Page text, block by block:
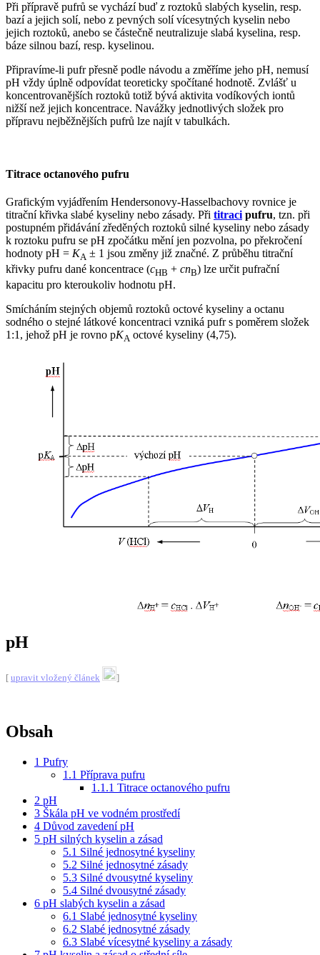
Při přípravě pufrů se vychází buď z roztoků slabých kyselin, resp.
bazí a jejich solí, nebo z pevných solí vícesytných kyselin nebo
jejich roztoků, anebo se částečně neutralizuje slabá kyselina, resp.
báze silnou bazí, resp. kyselinou.
Připravíme-li pufr přesně podle návodu a změříme jeho pH, nemusí
pH vždy úplně odpovídat teoreticky spočítané hodnotě. Zvlášť u
koncentrovanějších roztoků totiž bývá aktivita vodíkových iontů
nižší než jejich koncentrace. Navážky jednotlivých složek pro
přípravu nejběžnějších pufrů lze najít v tabulkách.
Titrace octanového pufru
Grafickým vyjádřením Hendersonovy-Hasselbachovy rovnice je
titrační křivka slabé kyseliny nebo zásady. Při titraci pufru, tzn. při
postupném přidávání zředěných roztoků silné kyseliny nebo zásady
k roztoku pufru se pH zpočátku mění jen pozvolna, po překročení
hodnoty pH = KA ± 1 jsou změny již značné. Z průběhu titrační
křivky pufru dané koncentrace (cHB + cnB) lze určit pufrační
kapacitu pro kteroukoliv hodnotu pH.
Smícháním stejných objemů roztoků octové kyseliny a octanu
sodného o stejné látkové koncentraci vzniká pufr s poměrem složek
1:1, jehož pH je rovno pKA octové kyseliny (4,75).
pH
[ upravit vložený článek ]
Obsah
1 Pufry
1.1 Příprava pufru
1.1.1 Titrace octanového pufru
2 pH
3 Škála pH ve vodném prostředí
4 Důvod zavedení pH
5 pH silných kyselin a zásad
5.1 Silné jednosytné kyseliny
5.2 Silné jednosytné zásady
5.3 Silné dvousytné kyseliny
5.4 Silné dvousytné zásady
6 pH slabých kyselin a zásad
6.1 Slabé jednosytné kyseliny
6.2 Slabé jednosytné zásady
6.3 Slabé vícesytné kyseliny a zásady